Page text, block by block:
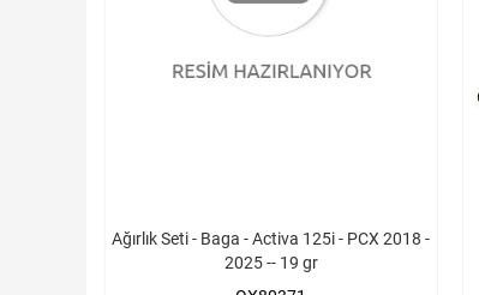
Ağırlık Seti - Baga - Activa 125i - PCX 2018 -
2025 -- 19 gr